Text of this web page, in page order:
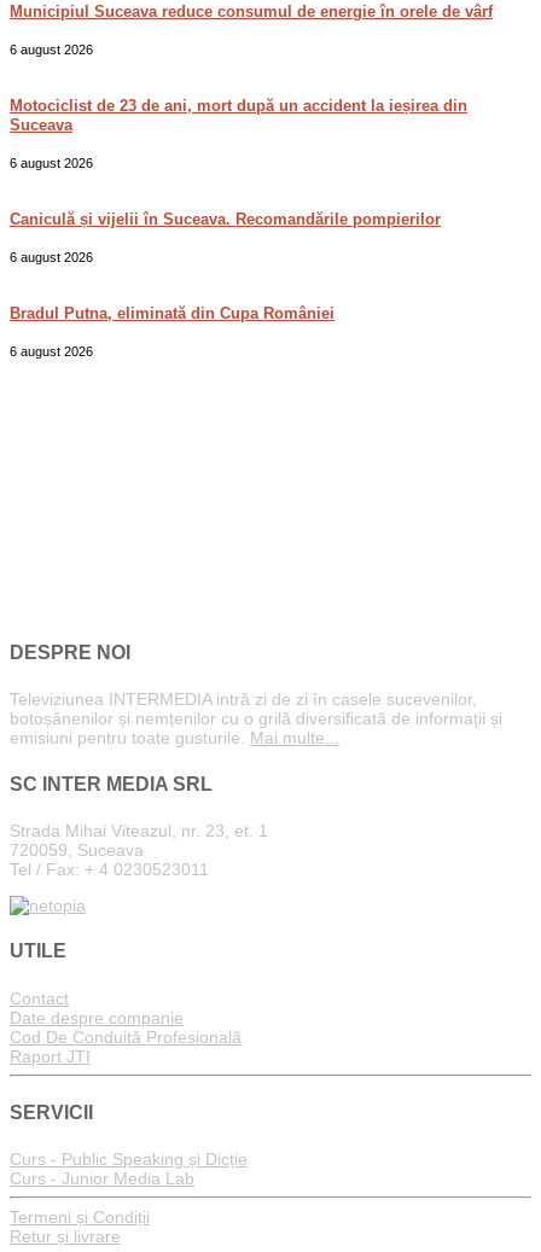
Municipiul Suceava reduce consumul de energie în orele de vârf
6 august 2026
Motociclist de 23 de ani, mort după un accident la ieșirea din
Suceava
6 august 2026
Caniculă și vijelii în Suceava. Recomandările pompierilor
6 august 2026
Bradul Putna, eliminată din Cupa României
6 august 2026
DESPRE NOI
Televiziunea INTERMEDIA intră zi de zi în casele sucevenilor,
botoșănenilor și nemțenilor cu o grilă diversificată de informații și
emisiuni pentru toate gusturile. Mai multe...
SC INTER MEDIA SRL
Strada Mihai Viteazul, nr. 23, et. 1
720059, Suceava
Tel / Fax: + 4 0230523011
UTILE
Contact
Date despre companie
Cod De Conduită Profesională
Raport JTI
SERVICII
Curs - Public Speaking și Dicție
Curs - Junior Media Lab
Termeni și Condiții
Retur și livrare